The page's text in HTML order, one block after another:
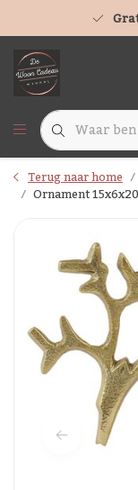
Terug naar home
Ornament